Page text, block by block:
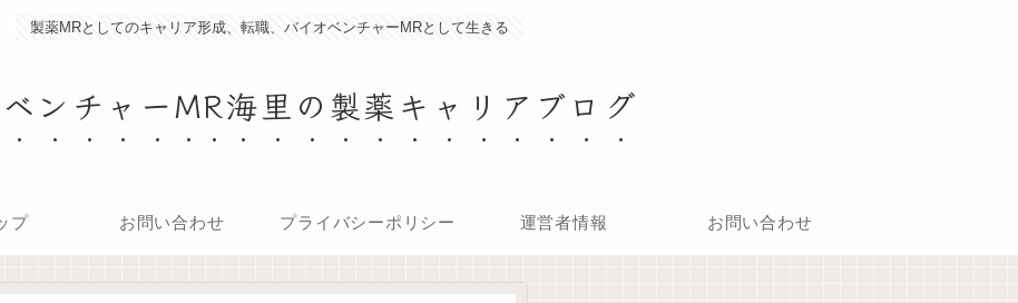
製薬MRとしてのキャリア形成、転職、バイオベンチャーMRとして生きる
ンチャーMR海里の製薬キャリアブログ
プ お問い合わせ プライバシーポリシー 運営者情報 お問い合わせ